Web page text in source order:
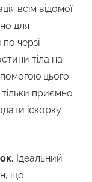
всім відомої
для
черзі
тіла на
цього
приємно
іскорку
Ідеальний
що